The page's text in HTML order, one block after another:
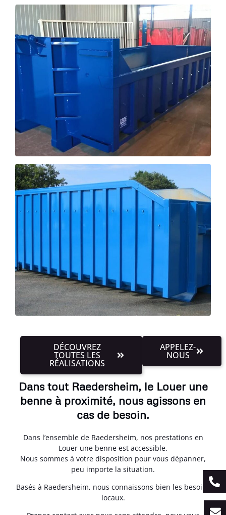
DÉCOUVREZ
TOUTES LES
RÉALISATIONS
APPELEZ-
NOUS
Dans tout Raedersheim, le Louer une
benne à proximité, nous agissons en
cas de besoin.
Dans l’ensemble de Raedersheim, nos prestations en
Louer une benne est accessible.
Nous sommes à votre disposition pour vous dépanner,
peu importe la situation.
Basés à Raedersheim, nous connaissons bien les besoins
locaux.